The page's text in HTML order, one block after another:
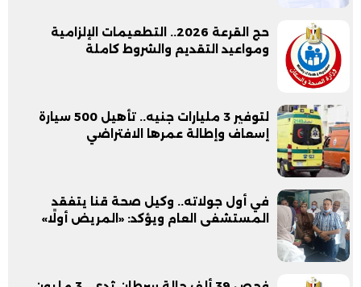
حج القرعة 2026.. التطعيمات الإلزامية
ومواعيد التقديم والشروط كاملة
لتوفير 3 مليارات جنيه.. تأهيل 500 سيارة
إسعاف وإطالة عمرها الافتراضي
في أول جولاته.. وكيل صحة قنا يتفقد
المستشفى العام ويؤكد: «المريض أولًا»